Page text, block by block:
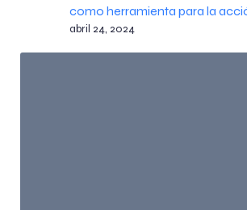
como herramienta para la
abril 24, 2024